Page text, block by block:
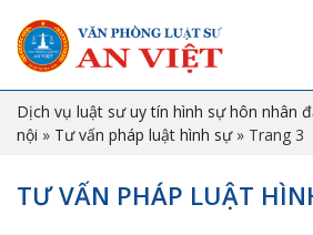
Dịch vụ luật sư uy tín hình sự hôn nhân
nội » Tư vấn pháp luật hình sự» Trang 3
TƯ VẤN PHÁP LUẬT